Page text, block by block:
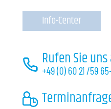
Info-Center
Rufen Sie
+49 (0) 60 21 /59